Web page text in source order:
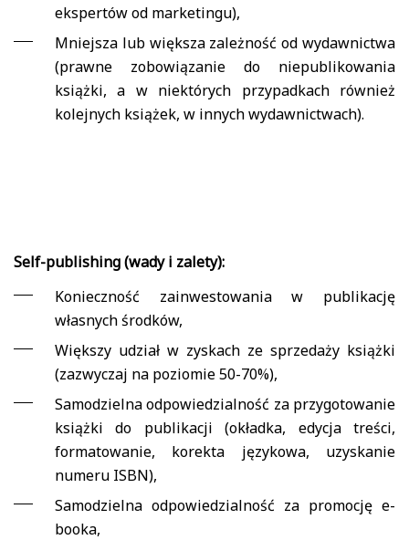
ekspertów od marketingu),
Mniejsza lub większa zależność od wydawnictwa
(prawne zobowiązanie do niepublikowania
książki, a w niektórych przypadkach również
kolejnych książek, w innych wydawnictwach).
Self-publishing (wady i zalety):
Konieczność zainwestowania w publikację
własnych środków,
Większy udział w zyskach ze sprzedaży książki
(zazwyczaj na poziomie 50-70%),
Samodzielna odpowiedzialność za przygotowanie
książki do publikacji (okładka, edycja treści,
formatowanie, korekta językowa, uzyskanie
numeru ISBN),
Samodzielna odpowiedzialność za promocję e-
booka,